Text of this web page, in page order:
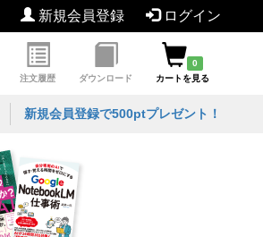
新規会員登録 ログイン
注文履歴 ダウンロード
0
カートを見る
新規会員登録で500ptプレゼント！